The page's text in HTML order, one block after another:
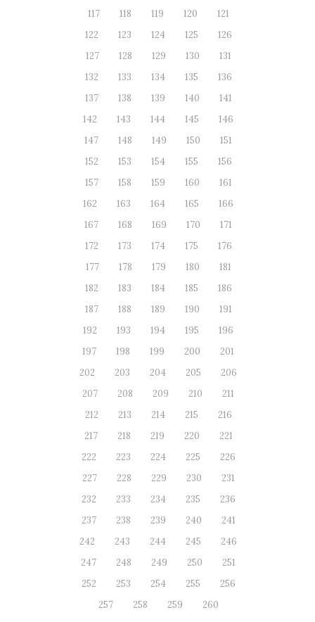
117
118 119 120
121
122
123 124 125
126
127
128 129 130
131
132
133 134 135
136
137
138 139 140
141
142
143 144 145
146
147
148 149 150
151
152
153 154 155
156
157
158 159 160
161
162
163 164 165
166
167
168 169 170
171
172
173 174 175
176
177
178 179 180
181
182
183 184 185
186
187
188 189 190
191
192
193 194 195
196
197
198 199 200
201
202
203 204 205
206
207
208 209 210
211
212
213 214 215
216
217
218 219 220
221
222
223 224 225
226
227
228 229 230
231
232
233 234 235
236
237
238 239 240
241
242
243 244 245
246
247
248 249 250
251
252
253 254 255
256
257
258 259 260